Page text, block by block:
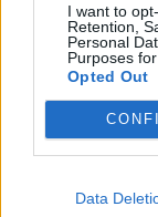
I want to
Retention,
Personal
Purposes
Opted Out
Data
Visszatér a
kapható